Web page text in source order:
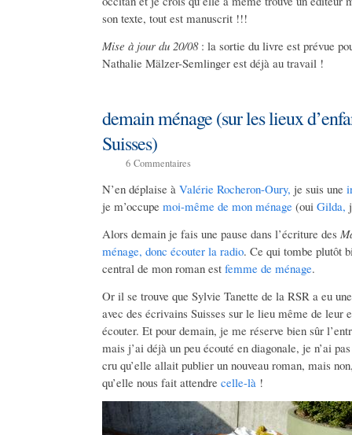
son texte, tout est manuscrit !!!
Mise à jour du 20/08: la sortie du livre est prévue
Nathalie Mälzer-Semlinger est déjà au travail !
demain ménage (sur les lieux
Suisses)
6 Commentaires
N’en déplaise à Valérie Rocheron-Oury, je suis une
je m’occupe moi-même de mon ménage (oui Gilda,
Alors demain je fais une pause dans l’écriture des
ménage, donc écouter la radio. Ce qui tombe plutôt
central de mon roman est femme de ménage.
Or il se trouve que Sylvie Tanette de la RSR a eu
avec des écrivains Suisses sur le lieu même de leur
écouter. Et pour demain, je me réserve bien sûr
mais j’ai déjà un peu écouté en diagonale, je n’ai
cru qu’elle allait publier un nouveau roman, mais
qu’elle nous fait attendre celle-là !